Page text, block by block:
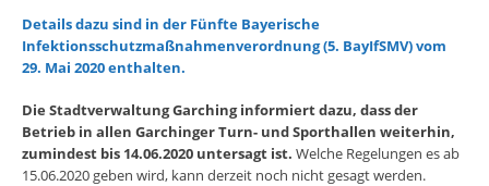
Details dazu sind in der Fünfte Bayerische
Infektionsschutzmaßnahmenverordnung (5. BayIfSMV) vom
29. Mai 2020 enthalten.
Die Stadtverwaltung Garching informiert dazu, dass der
Betrieb in allen Garchinger Turn- und Sporthallen weiterhin,
zumindest bis 14.06.2020 untersagt ist. Welche Regelungen es ab
15.06.2020 geben wird, kann derzeit noch nicht gesagt werden.